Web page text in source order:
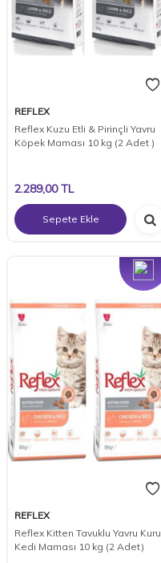
REFLEX
​Reflex Kuzu Etli ​​&​​ Pirinçli Yavru
Köpek Maması​ 10 kg (2 Adet )
2.289,00TL
Sepete Ekle
Yeni
REFLEX
Reflex Kitten Tavuklu Yavru Kuru
Kedi Maması 10 kg (2 Adet)